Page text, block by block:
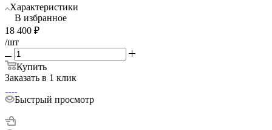
Характеристики
В избранное
18 400 ₽
/шт
Купить
Заказать в 1 клик
Быстрый просмотр